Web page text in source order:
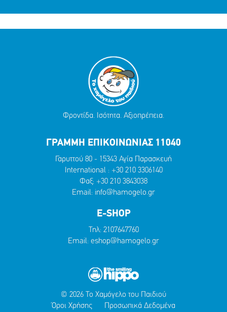
Φροντίδα. Ισότητα. Αξιοπρέπεια.
ΓΡΑΜΜΗ ΕΠΙΚΟΙΝΩΝΙΑΣ 11040
Γαρυττού 80 - 15343 Αγία Παρασκευή
International : +30 210 3306140
Φαξ: +30 210 3843038
Email: info@hamogelo.gr
E-SHOP
Τηλ: 2107647760
Email: eshop@hamogelo.gr
© 2026 Το Χαμόγελο του Παιδιού
Όροι Χρήσης
Προσωπικά Δεδομένα